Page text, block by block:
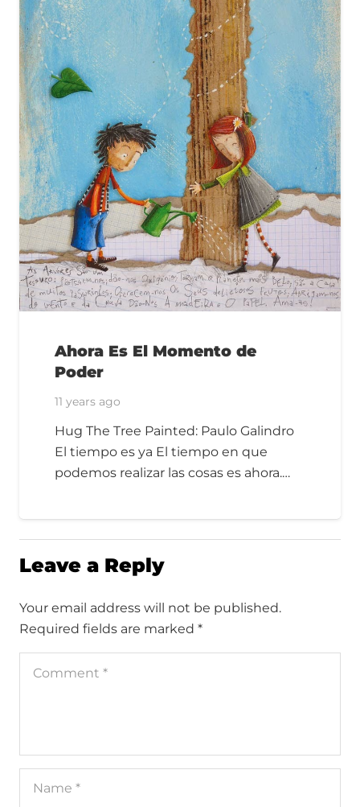
Ahora Es El Momento de
Poder
11 years ago
Hug The Tree Painted: Paulo Galindro
El tiempo es ya El tiempo en que
podemos realizar las cosas es ahora.…
Leave a Reply
Your email address will not be published.
Required fields are marked *